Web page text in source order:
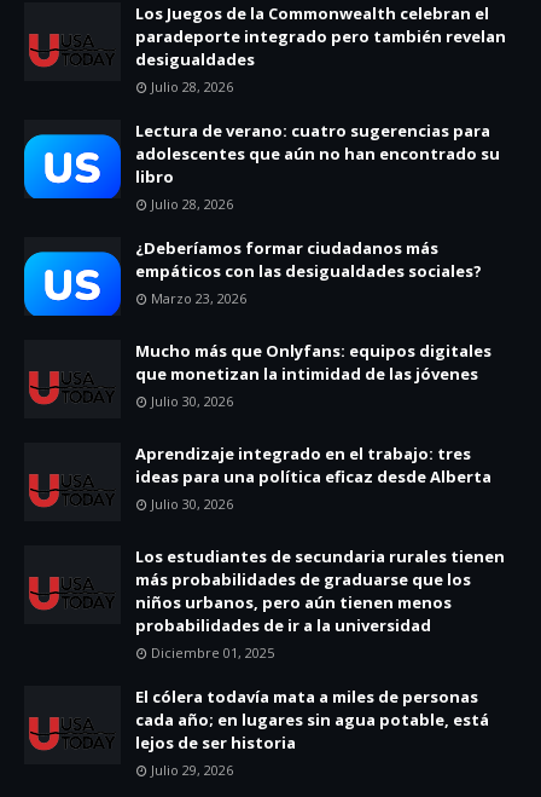
Los Juegos de la Commonwealth celebran el
paradeporte integrado pero también revelan
desigualdades
Julio 28, 2026
Lectura de verano: cuatro sugerencias para
adolescentes que aún no han encontrado su
libro
Julio 28, 2026
¿Deberíamos formar ciudadanos más
empáticos con las desigualdades sociales?
Marzo 23, 2026
Mucho más que Onlyfans: equipos digitales
que monetizan la intimidad de las jóvenes
Julio 30, 2026
Aprendizaje integrado en el trabajo: tres
ideas para una política eficaz desde Alberta
Julio 30, 2026
Los estudiantes de secundaria rurales tienen
más probabilidades de graduarse que los
niños urbanos, pero aún tienen menos
probabilidades de ir a la universidad
Diciembre 01, 2025
El cólera todavía mata a miles de personas
cada año; en lugares sin agua potable, está
lejos de ser historia
Julio 29, 2026